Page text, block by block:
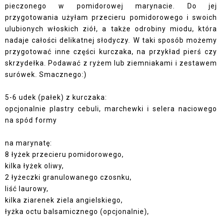
pieczonego w pomidorowej marynacie. Do jej
przygotowania użyłam przecieru pomidorowego i swoich
ulubionych włoskich ziół, a także odrobiny miodu, która
nadaje całości delikatnej słodyczy. W taki sposób możemy
przygotować inne części kurczaka, na przykład pierś czy
skrzydełka. Podawać z ryżem lub ziemniakami i zestawem
surówek. Smacznego:)
5-6 udek (pałek) z kurczaka:
opcjonalnie plastry cebuli, marchewki i selera naciowego
na spód formy
na marynatę:
8 łyżek przecieru pomidorowego,
kilka łyżek oliwy,
2 łyżeczki granulowanego czosnku,
liść laurowy,
kilka ziarenek ziela angielskiego,
łyżka octu balsamicznego (opcjonalnie),